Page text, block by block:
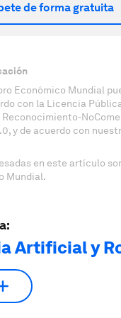
de forma gratuita
Económico Mundial
con la Licencia
Reconocimiento-
y de acuerdo con
en este artículo
Mundial.
Artificial y